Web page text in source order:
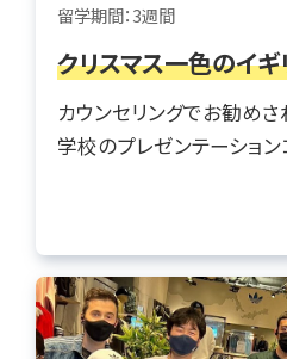
留学期間：3週間
クリスマス一色のイギ
カウンセリングでお勧めさ
学校のプレゼンテーション